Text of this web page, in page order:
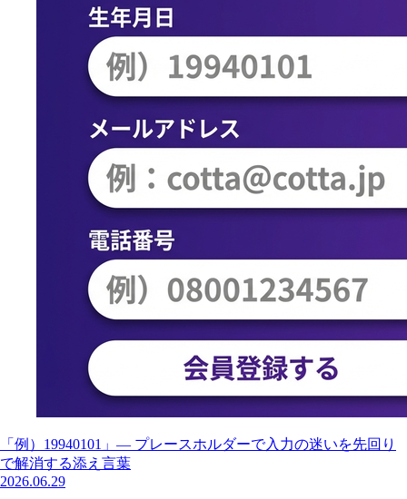
「例）19940101」— プレースホルダーで入力の迷いを先回り
で解消する添え言葉
2026.06.29